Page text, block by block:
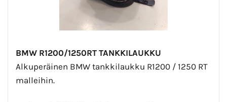
BMW R1200/1250RT TANKKILAUKKU
Alkuperäinen BMW tankkilaukku R1200 / 1250 RT
malleihin.